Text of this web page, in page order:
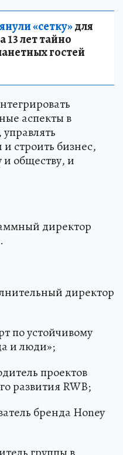
«сетку»для
13 лет тайно
гостей
аспекты в
строить бизнес,
и обществу, и
директор
директор
по устойчивому
и люди»;
проектов
развития RWB;
бренда Honey